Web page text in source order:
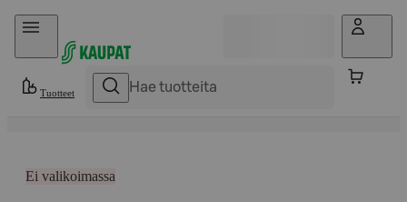
Hyppää sisältöön
Tuotteet
Ei valikoimassa